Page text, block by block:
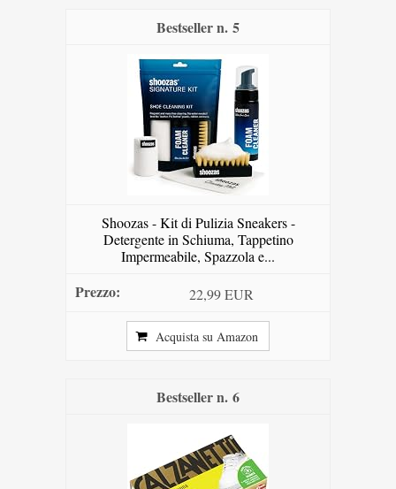
5
Shoozas - Kit di Pulizia Sneakers -
Detergente in Schiuma, Tappetino
Impermeabile, Spazzola e...
22,99 EUR
Acquista su Amazon
6